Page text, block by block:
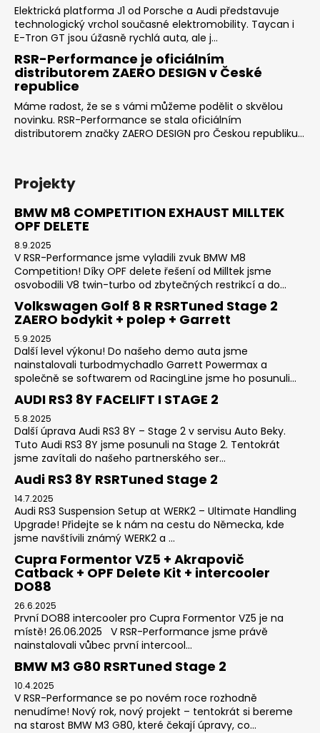
Elektrická platforma J1 od Porsche a Audi představuje
technologický vrchol současné elektromobility. Taycan i
E-Tron GT jsou úžasně rychlá auta, ale j...
RSR-Performance je oficiálním
distributorem ZAERO DESIGN v České
republice
Máme radost, že se s vámi můžeme podělit o skvělou
novinku. RSR-Performance se stala oficiálním
distributorem značky ZAERO DESIGN pro Českou republiku...
Projekty
BMW M8 COMPETITION EXHAUST MILLTEK
OPF DELETE
8.9.2025
V RSR-Performance jsme vyladili zvuk BMW M8
Competition! Díky OPF delete řešení od Milltek jsme
osvobodili V8 twin-turbo od zbytečných restrikcí a do...
Volkswagen Golf 8 R RSRTuned Stage 2
ZAERO bodykit + polep + Garrett
5.9.2025
Další level výkonu! Do našeho demo auta jsme
nainstalovali turbodmychadlo Garrett Powermax a
společně se softwarem od RacingLine jsme ho posunuli...
AUDI RS3 8Y FACELIFT I STAGE 2
5.8.2025
Další úprava Audi RS3 8Y – Stage 2 v servisu Auto Beky.
Tuto Audi RS3 8Y jsme posunuli na Stage 2. Tentokrát
jsme zavítali do našeho partnerského ser...
Audi RS3 8Y RSRTuned Stage 2
14.7.2025
Audi RS3 Suspension Setup at WERK2 – Ultimate Handling
Upgrade! Přidejte se k nám na cestu do Německa, kde
jsme navštívili známý WERK2 a ...
Cupra Formentor VZ5 + Akrapovič
Catback + OPF Delete Kit + intercooler
DO88
26.6.2025
První DO88 intercooler pro Cupra Formentor VZ5 je na
místě! 26.06.2025 V RSR-Performance jsme právě
nainstalovali vůbec první intercool...
BMW M3 G80 RSRTuned Stage 2
10.4.2025
V RSR-Performance se po novém roce rozhodně
nenudíme! Nový rok, nový projekt – tentokrát si bereme
na starost BMW M3 G80, které čekají úpravy, co...